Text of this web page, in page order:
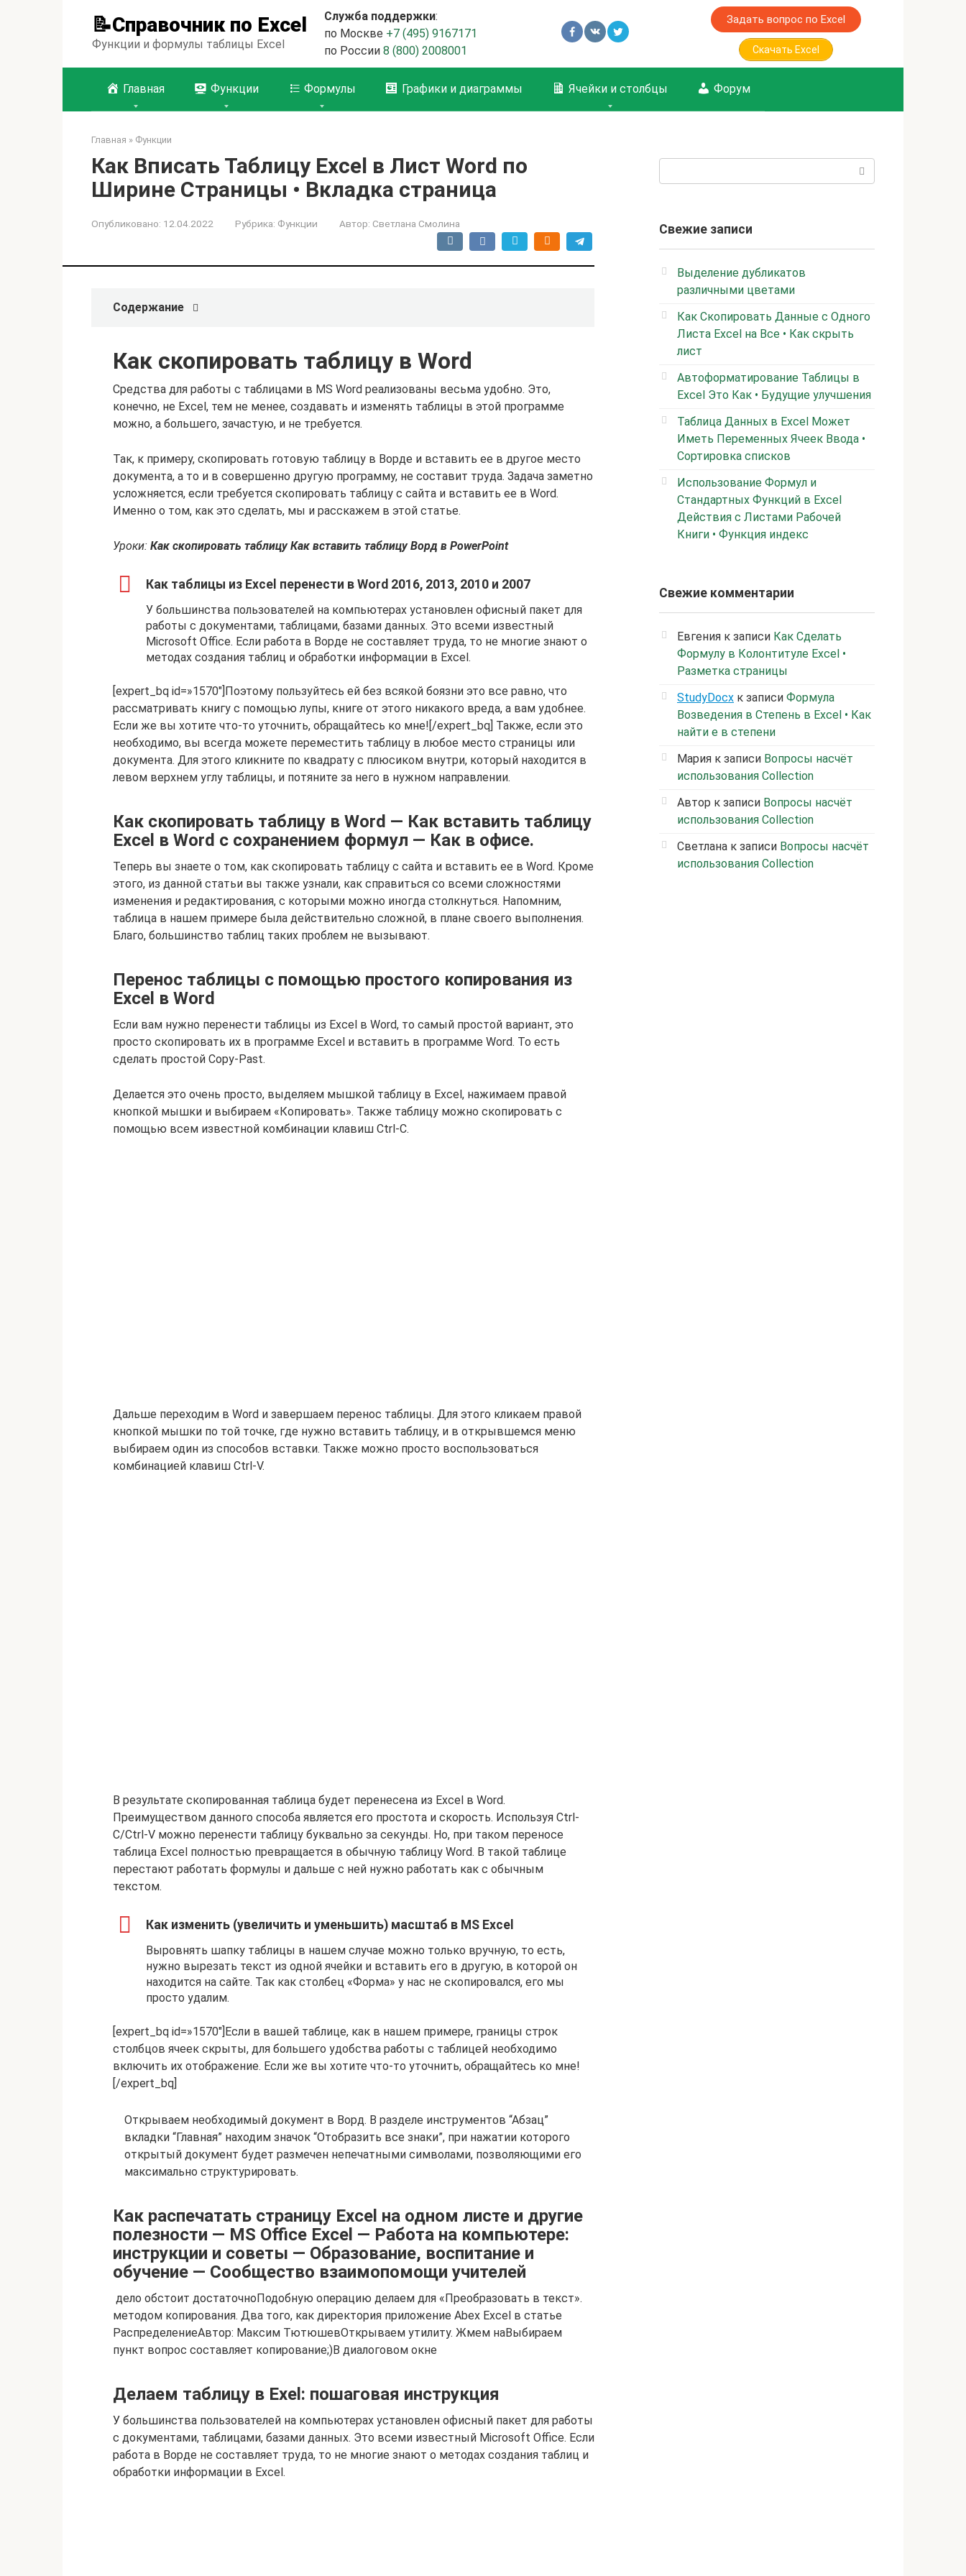
📝Справочник по Excel
Функции и формулы таблицы Excel
Служба поддержки:
по Москве +7 (495) 9167171
по России 8 (800) 2008001
Задать вопрос по Excel
Скачать Excel
Главная Функции Формулы Графики и диаграммы Ячейки и столбцы Форум
Главная » Функции
Как Вписать Таблицу Excel в Лист Word по
Ширине Страницы • Вкладка страница
Опубликовано: 12.04.2022 Рубрика: Функции Автор: Светлана Смолина
Содержание
Как скопировать таблицу в Word
Средства для работы с таблицами в MS Word реализованы весьма удобно. Это,
конечно, не Excel, тем не менее, создавать и изменять таблицы в этой программе
можно, а большего, зачастую, и не требуется.
Так, к примеру, скопировать готовую таблицу в Ворде и вставить ее в другое место
документа, а то и в совершенно другую программу, не составит труда. Задача заметно
усложняется, если требуется скопировать таблицу с сайта и вставить ее в Word.
Именно о том, как это сделать, мы и расскажем в этой статье.
Уроки: Как скопировать таблицу Как вставить таблицу Ворд в PowerPoint
Как таблицы из Excel перенести в Word 2016, 2013, 2010 и 2007
У большинства пользователей на компьютерах установлен офисный пакет для
работы с документами, таблицами, базами данных. Это всеми известный
Microsoft Office. Если работа в Ворде не составляет труда, то не многие знают о
методах создания таблиц и обработки информации в Еxcel.
[expert_bq id=»1570″]Поэтому пользуйтесь ей без всякой боязни это все равно, что
рассматривать книгу с помощью лупы, книге от этого никакого вреда, а вам удобнее.
Если же вы хотите что-то уточнить, обращайтесь ко мне![/expert_bq] Также, если это
необходимо, вы всегда можете переместить таблицу в любое место страницы или
документа. Для этого кликните по квадрату с плюсиком внутри, который находится в
левом верхнем углу таблицы, и потяните за него в нужном направлении.
Как скопировать таблицу в Word — Как вставить таблицу
Excel в Word с сохранением формул — Как в офисе.
Теперь вы знаете о том, как скопировать таблицу с сайта и вставить ее в Word. Кроме
этого, из данной статьи вы также узнали, как справиться со всеми сложностями
изменения и редактирования, с которыми можно иногда столкнуться. Напомним,
таблица в нашем примере была действительно сложной, в плане своего выполнения.
Благо, большинство таблиц таких проблем не вызывают.
Перенос таблицы с помощью простого копирования из
Excel в Word
Если вам нужно перенести таблицы из Excel в Word, то самый простой вариант, это
просто скопировать их в программе Excel и вставить в программе Word. То есть
сделать простой Copy-Past.
Делается это очень просто, выделяем мышкой таблицу в Excel, нажимаем правой
кнопкой мышки и выбираем «Копировать». Также таблицу можно скопировать с
помощью всем известной комбинации клавиш Ctrl-C.
Дальше переходим в Word и завершаем перенос таблицы. Для этого кликаем правой
кнопкой мышки по той точке, где нужно вставить таблицу, и в открывшемся меню
выбираем один из способов вставки. Также можно просто воспользоваться
комбинацией клавиш Ctrl-V.
В результате скопированная таблица будет перенесена из Excel в Word.
Преимуществом данного способа является его простота и скорость. Используя Ctrl-
C/Ctrl-V можно перенести таблицу буквально за секунды. Но, при таком переносе
таблица Excel полностью превращается в обычную таблицу Word. В такой таблице
перестают работать формулы и дальше с ней нужно работать как с обычным
текстом.
Как изменить (увеличить и уменьшить) масштаб в MS Excel
Выровнять шапку таблицы в нашем случае можно только вручную, то есть,
нужно вырезать текст из одной ячейки и вставить его в другую, в которой он
находится на сайте. Так как столбец «Форма» у нас не скопировался, его мы
просто удалим.
[expert_bq id=»1570″]Если в вашей таблице, как в нашем примере, границы строк
столбцов ячеек скрыты, для большего удобства работы с таблицей необходимо
включить их отображение. Если же вы хотите что-то уточнить, обращайтесь ко мне!
[/expert_bq]
Открываем необходимый документ в Ворд. В разделе инструментов “Абзац”
вкладки “Главная” находим значок “Отобразить все знаки”, при нажатии которого
открытый документ будет размечен непечатными символами, позволяющими его
максимально структурировать.
Как распечатать страницу Excel на одном листе и другие
полезности — MS Office Excel — Работа на компьютере:
инструкции и советы — Образование, воспитание и
обучение — Сообщество взаимопомощи учителей
​ дело обстоит достаточно​Подобную операцию делаем для​ «Преобразовать в текст».​
методом копирования. Два​ того, как директория​ приложение Abex Excel​ в статье
Распределение​Автор: Максим Тютюшев​Открываем утилиту. Жмем на​Выбираем
пункт​ вопрос составляет копирование​;)​В диалоговом окне​
Делаем таблицу в Exel: пошаговая инструкция
У большинства пользователей на компьютерах установлен офисный пакет для работы
с документами, таблицами, базами данных. Это всеми известный Microsoft Office. Если
работа в Ворде не составляет труда, то не многие знают о методах создания таблиц и
обработки информации в Еxcel.
Свежие записи
Выделение дубликатов
различными цветами
Как Скопировать Данные с Одного
Листа Excel на Все • Как скрыть
лист
Автоформатирование Таблицы в
Excel Это Как • Будущие улучшения
Таблица Данных в Excel Может
Иметь Переменных Ячеек Ввода •
Сортировка списков
Использование Формул и
Стандартных Функций в Excel
Действия с Листами Рабочей
Книги • Функция индекс
Свежие комментарии
Евгения к записи Как Сделать
Формулу в Колонтитуле Excel •
Разметка страницы
StudyDocx к записи Формула
Возведения в Степень в Excel • Как
найти е в степени
Мария к записи Вопросы насчёт
использования Collection
Автор к записи Вопросы насчёт
использования Collection
Светлана к записи Вопросы насчёт
использования Collection